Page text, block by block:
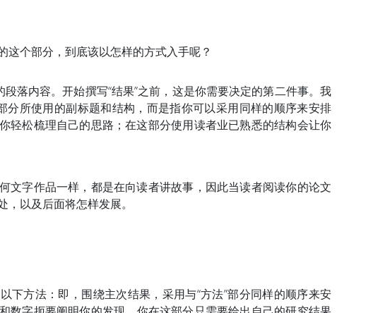
这个部分，到底该以怎样的方式入手呢？
段落内容。开始撰写“结果”之前，这是你需要决定的第二件事。我
分所使用的副标题和结构，而是指你可以采用同样的顺序来安排
轻松梳理自己的思路；在这部分使用读者业已熟悉的结构会让你
文字作品一样，都是在向读者讲故事，因此当读者阅读你的论文
以及后面将怎样发展。
下方法：即，围绕主次结果，采用与“方法”部分同样的顺序来安